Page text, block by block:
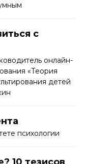
с
онлайн-
«Теория
детей
психологии